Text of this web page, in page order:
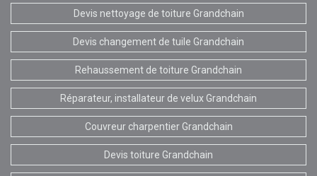
Devis nettoyage de toiture Grandchain
Devis changement de tuile Grandchain
Rehaussement de toiture Grandchain
Réparateur, installateur de velux Grandchain
Couvreur charpentier Grandchain
Devis toiture Grandchain